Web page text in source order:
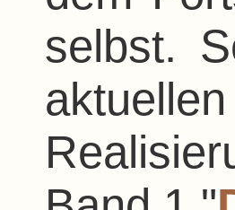
selbst.